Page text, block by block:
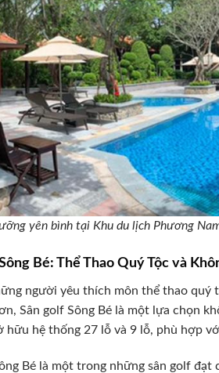
yên bình tại Khu du lịch Phương
Bé: Thể Thao Quý Tộc và
người yêu thích môn thể thao quý
Sân golf Sông Bé là một lựa chọn
hữu hệ thống 27 lỗ và 9 lỗ, phù hợp
Bé là một trong những sân golf